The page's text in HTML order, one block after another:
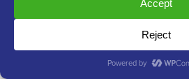
Gerçekten sevdiğim bir özellik,